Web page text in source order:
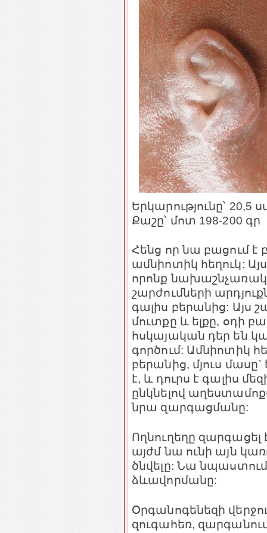
Երկարությունը՝ 20,5
Քաշը՝ մոտ 198-200 գր
Հենց որ նա բացում է
ամնիոտիկ հեղուկ:
որոնք
շարժումների
գալիս բերանից: Այս
մուտքը և ելքը, օդի
հսկայական դեր են
գործում: Ամնիոտիկ
բերանից, մյուս
է, և դուրս է գալիս
ընկնելով
նրա զարգացմանը:
Ողնուղեղը
այժմ նա ունի այն
ծնվելը: Նա նպաստում
ձևավորմանը:
Օրգանոգենեզի
զուգահեռ,